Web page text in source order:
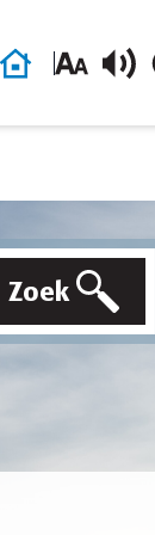
Homepage
Zoek